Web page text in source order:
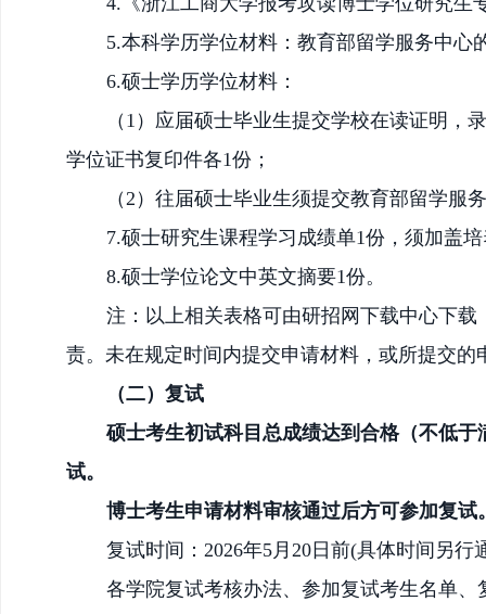
5.本科学历学位材料： 教育部留学服务中心
6.硕士学历学位材料：
（ 1）应届硕士毕业生提交学校在读证明，
学位证书复印件各1份；
（2）往届硕士毕业生须提交教育部留学服
7.硕士研究生课程学习成绩单1份，须加盖
8.硕士学位论文中英文摘要1份。
注：以上相关表格可由研招网下载中心下载
责。未在规定时间内提交申请材料，或所提交
（二）复试
硕士考生初试科目总成绩达到合格（不低于
试。
博士考生申请材料审核通过后方可参加复试
复试时间： 2026年5月 20日前(具体时间另行
各学院复试考核办法、参加复试考生名单